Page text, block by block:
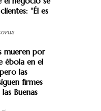
“Él es
mueren por
ébola en el
las
firmes
Buenas